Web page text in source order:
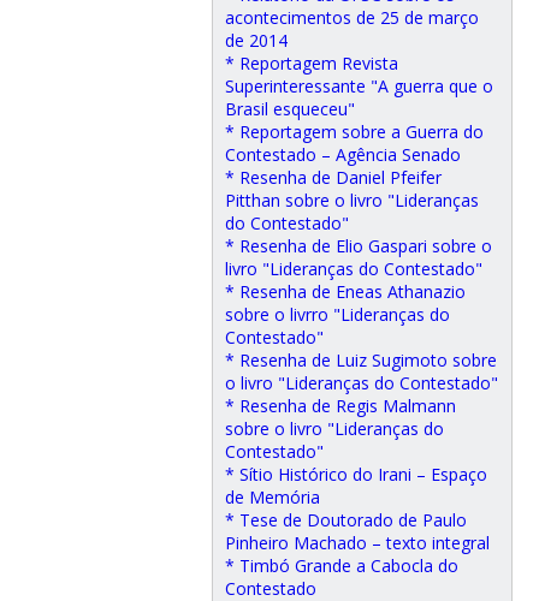
acontecimentos de 25 de março
de 2014
* Reportagem Revista
Superinteressante "A guerra que o
Brasil esqueceu"
* Reportagem sobre a Guerra do
Contestado – Agência Senado
* Resenha de Daniel Pfeifer
Pitthan sobre o livro "Lideranças
do Contestado"
* Resenha de Elio Gaspari sobre o
livro "Lideranças do Contestado"
* Resenha de Eneas Athanazio
sobre o livrro "Lideranças do
Contestado"
* Resenha de Luiz Sugimoto sobre
o livro "Lideranças do Contestado"
* Resenha de Regis Malmann
sobre o livro "Lideranças do
Contestado"
* Sítio Histórico do Irani – Espaço
de Memória
* Tese de Doutorado de Paulo
Pinheiro Machado – texto integral
* Timbó Grande a Cabocla do
Contestado